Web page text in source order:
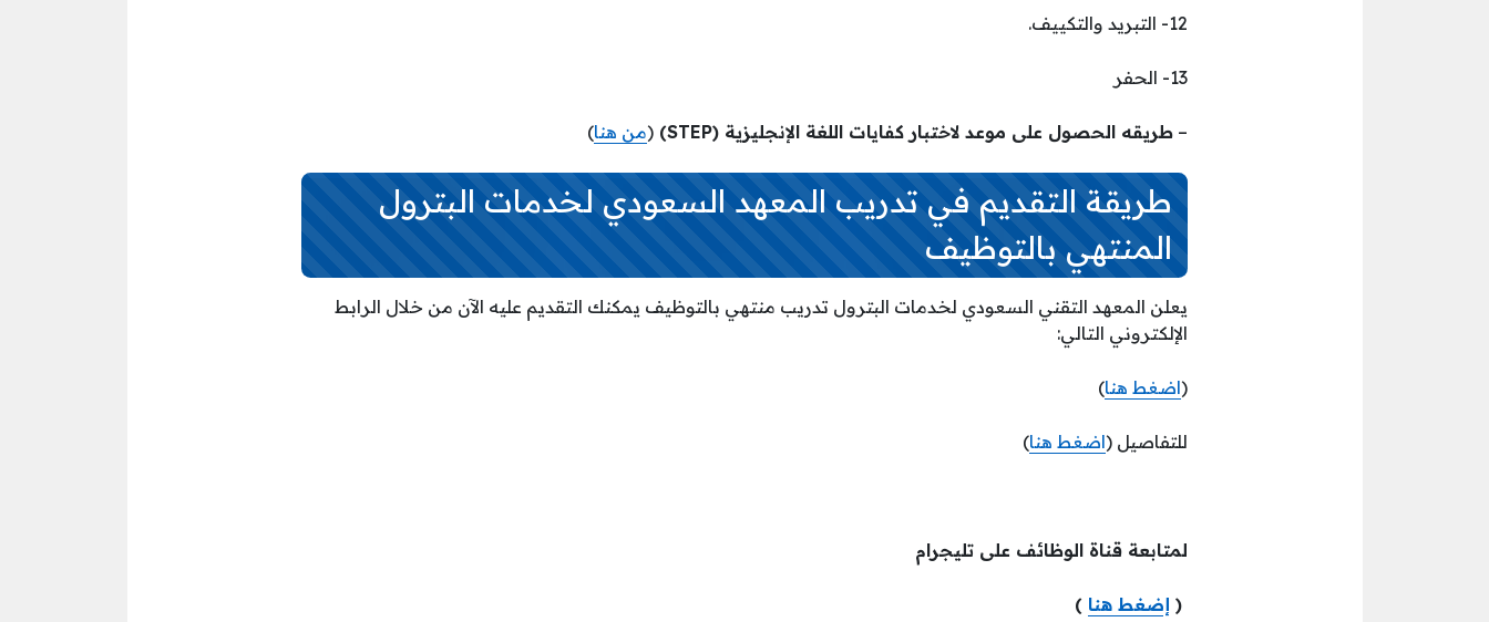
12- التبريد والتكييف.
13- الحفر
– طريقه الحصول على موعد لاختبار كفايات اللغة الإنجليزية (STEP) (من هنا)
طريقة التقديم في تدريب المعهد السعودي لخدمات البترول
المنتهي بالتوظيف
يعلن المعهد التقني السعودي لخدمات البترول تدريب منتهي بالتوظيف يمكنك التقديم عليه الآن من خلال الرابط
الإلكتروني التالي:
(اضغط هنا)
للتفاصيل (اضغط هنا)
لمتابعة قناة الوظائف على تليجرام
( إضغط هنا )